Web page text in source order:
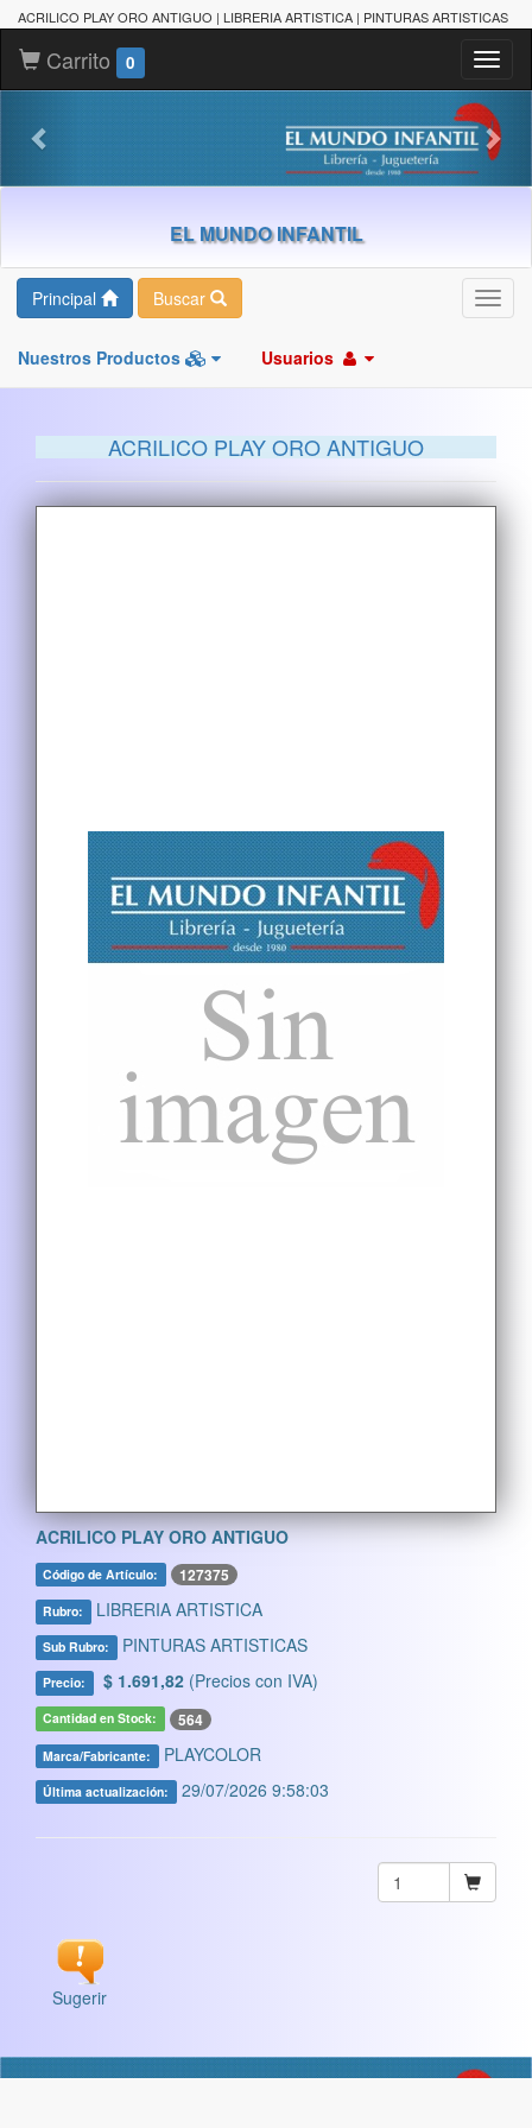
ACRILICO PLAY ORO ANTIGUO | LIBRERIA ARTISTICA | PINTURAS ARTISTICAS
Carrito 0
EL MUNDO INFANTIL
Principal Buscar
Nuestros Productos Usuarios
ACRILICO PLAY ORO ANTIGUO
ACRILICO PLAY ORO ANTIGUO
Código de Artículo: 127375
Rubro: LIBRERIA ARTISTICA
Sub Rubro: PINTURAS ARTISTICAS
Precio: $ 1.691,82 (Precios con IVA)
Cantidad en Stock: 564
Marca/Fabricante: PLAYCOLOR
Última actualización: 29/07/2026 9:58:03
Sugerir